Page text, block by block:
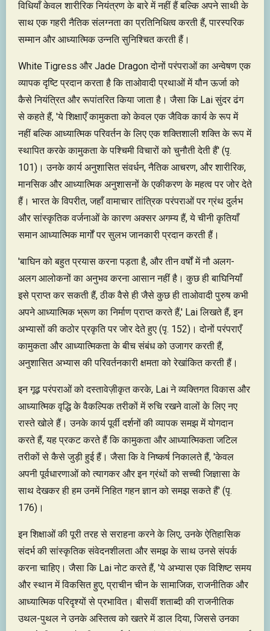
विधियाँ केवल शारीरिक नियंत्रण के बारे में नहीं हैं बल्कि अपने साथी के
साथ एक गहरी नैतिक संलग्नता का प्रतिनिधित्व करती हैं, पारस्परिक
सम्मान और आध्यात्मिक उन्नति सुनिश्चित करती हैं।
White Tigress और Jade Dragon दोनों परंपराओं का अन्वेषण एक
व्यापक दृष्टि प्रदान करता है कि ताओवादी प्रथाओं में यौन ऊर्जा को
कैसे नियंत्रित और रूपांतरित किया जाता है। जैसा कि Lai सुंदर ढंग
से कहते हैं, 'ये शिक्षाएँ कामुकता को केवल एक जैविक कार्य के रूप में
नहीं बल्कि आध्यात्मिक परिवर्तन के लिए एक शक्तिशाली शक्ति के रूप में
स्थापित करके कामुकता के पश्चिमी विचारों को चुनौती देती हैं' (पृ.
101)। उनके कार्य अनुशासित संवर्धन, नैतिक आचरण, और शारीरिक,
मानसिक और आध्यात्मिक अनुशासनों के एकीकरण के महत्व पर जोर देते
हैं। भारत के विपरीत, जहाँ वामाचार तांत्रिक परंपराओं पर ग्रंथ दुर्लभ
और सांस्कृतिक वर्जनाओं के कारण अक्सर अगम्य हैं, ये चीनी कृतियाँ
समान आध्यात्मिक मार्गों पर सुलभ जानकारी प्रदान करती हैं।
'बाघिन को बहुत प्रयास करना पड़ता है, और तीन वर्षों में नौ अलग-
अलग आलोकनों का अनुभव करना आसान नहीं है। कुछ ही बाघिनियाँ
इसे प्राप्त कर सकती हैं, ठीक वैसे ही जैसे कुछ ही ताओवादी पुरुष कभी
अपने आध्यात्मिक भ्रूण का निर्माण प्राप्त करते हैं,' Lai लिखते हैं, इन
अभ्यासों की कठोर प्रकृति पर जोर देते हुए (पृ. 152)। दोनों परंपराएँ
कामुकता और आध्यात्मिकता के बीच संबंध को उजागर करती हैं,
अनुशासित अभ्यास की परिवर्तनकारी क्षमता को रेखांकित करती हैं।
इन गूढ़ परंपराओं को दस्तावेज़ीकृत करके, Lai ने व्यक्तिगत विकास और
आध्यात्मिक वृद्धि के वैकल्पिक तरीकों में रुचि रखने वालों के लिए नए
रास्ते खोले हैं। उनके कार्य पूर्वी दर्शनों की व्यापक समझ में योगदान
करते हैं, यह प्रकट करते हैं कि कामुकता और आध्यात्मिकता जटिल
तरीकों से कैसे जुड़ी हुई हैं। जैसा कि वे निष्कर्ष निकालते हैं, 'केवल
अपनी पूर्वधारणाओं को त्यागकर और इन ग्रंथों को सच्ची जिज्ञासा के
साथ देखकर ही हम उनमें निहित गहन ज्ञान को समझ सकते हैं' (पृ.
176)।
इन शिक्षाओं की पूरी तरह से सराहना करने के लिए, उनके ऐतिहासिक
संदर्भ की सांस्कृतिक संवेदनशीलता और समझ के साथ उनसे संपर्क
करना चाहिए। जैसा कि Lai नोट करते हैं, 'ये अभ्यास एक विशिष्ट समय
और स्थान में विकसित हुए, प्राचीन चीन के सामाजिक, राजनीतिक और
आध्यात्मिक परिदृश्यों से प्रभावित। बीसवीं शताब्दी की राजनीतिक
उथल-पुथल ने उनके अस्तित्व को खतरे में डाल दिया, जिससे उनका